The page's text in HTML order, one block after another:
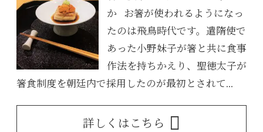
か お箸が使われるようになっ
たのは飛鳥時代です。遣隋使で
あった小野妹子が箸と共に食事
作法を持ちかえり、聖徳太子が
箸食制度を朝廷内で採用したのが最初とされて...
詳しくはこちら